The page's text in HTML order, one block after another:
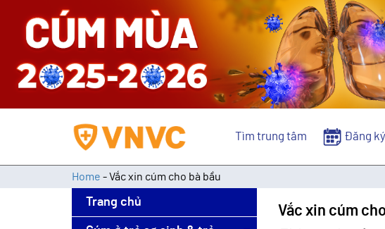
Tìm trung tâm Đăng
Home -Vắc xin cúm cho bà bầu
Trang chủ
Vắc xin cúm